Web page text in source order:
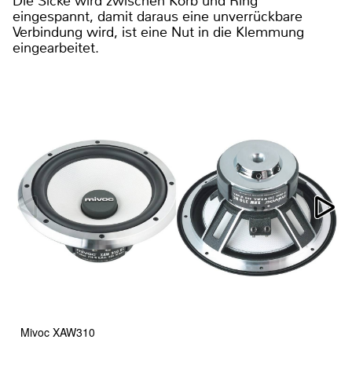
eingespannt, damit daraus eine unverrückbare
Verbindung wird, ist eine Nut in die Klemmung
eingearbeitet.
Mivoc XAW310